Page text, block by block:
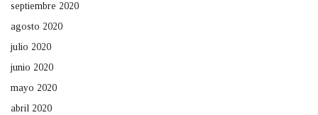
septiembre 2020
agosto 2020
julio 2020
junio 2020
mayo 2020
abril 2020